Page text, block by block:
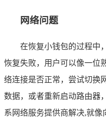
网络问题
在恢复小钱包的过程中
恢复失败，用户可以像一位
络连接是否正常，尝试切换
数据，或者重新启动路由器
系网络服务提供商解决,就像